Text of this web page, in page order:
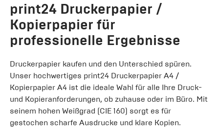
print24 Druckerpapier /
Kopierpapier für
professionelle Ergebnisse
Druckerpapier kaufen und den Unterschied spüren.
Unser hochwertiges print24 Druckerpapier A4 /
Kopierpapier A4 ist die ideale Wahl für alle Ihre Druck-
und Kopieranforderungen, ob zuhause oder im Büro. Mit
seinem hohen Weißgrad (CIE 160) sorgt es für
gestochen scharfe Ausdrucke und klare Kopien.